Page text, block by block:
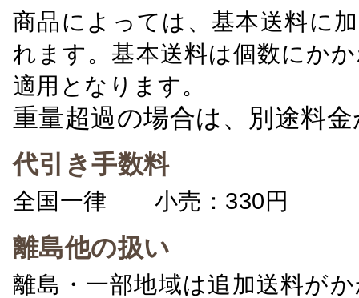
商品によっては、基本送料に
れます。基本送料は個数にか
適用となります。
重量超過の場合は、別途料
代引き手数料
全国一律 小売：330円 卸
離島他の扱い
離島・一部地域は追加送料が